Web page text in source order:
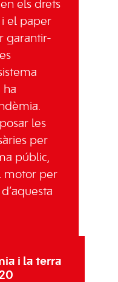
en els drets
i el paper
garantir-
ha
les
per
públic,
motor per
i la terra